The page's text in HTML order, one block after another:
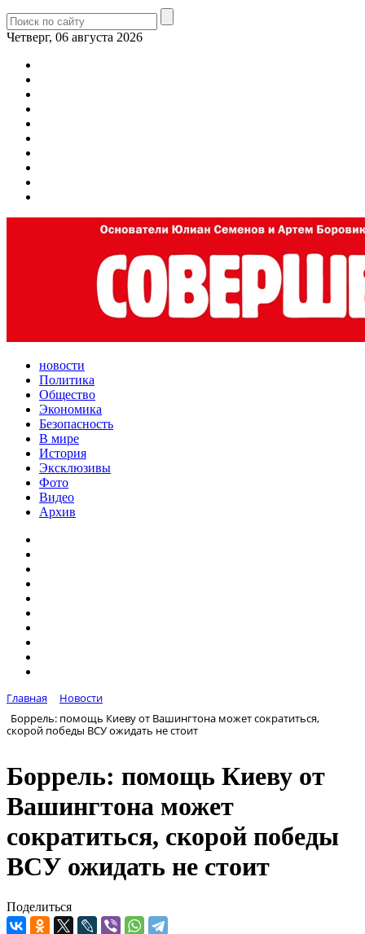
Четверг, 06 августа 2026
новости
Политика
Общество
Экономика
Безопасность
В мире
История
Эксклюзивы
Фото
Видео
Архив
Главная
Новости
Боррель: помощь Киеву от Вашингтона может сократиться,
скорой победы ВСУ ожидать не стоит
Боррель: помощь Киеву от
Вашингтона может
сократиться, скорой победы
ВСУ ожидать не стоит
Поделиться